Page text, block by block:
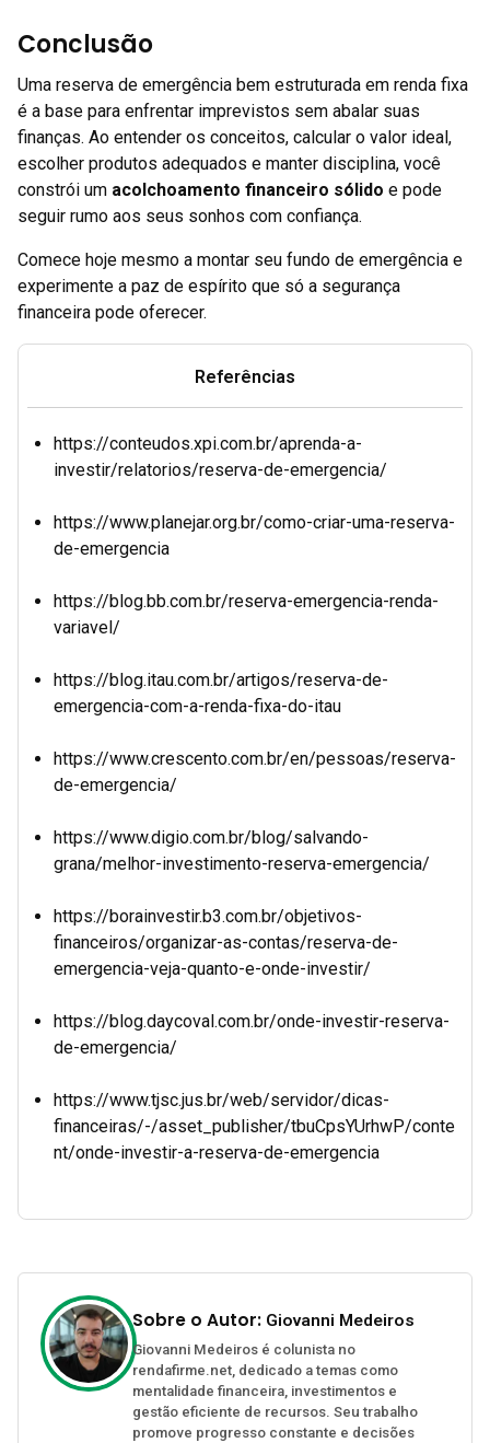
Conclusão
Uma reserva de emergência bem estruturada em renda fixa
é a base para enfrentar imprevistos sem abalar suas
finanças. Ao entender os conceitos, calcular o valor ideal,
escolher produtos adequados e manter disciplina, você
constrói um acolchoamento financeiro sólido e pode
seguir rumo aos seus sonhos com confiança.
Comece hoje mesmo a montar seu fundo de emergência e
experimente a paz de espírito que só a segurança
financeira pode oferecer.
Referências
https://conteudos.xpi.com.br/aprenda-a-
investir/relatorios/reserva-de-emergencia/
https://www.planejar.org.br/como-criar-uma-reserva-
de-emergencia
https://blog.bb.com.br/reserva-emergencia-renda-
variavel/
https://blog.itau.com.br/artigos/reserva-de-
emergencia-com-a-renda-fixa-do-itau
https://www.crescento.com.br/en/pessoas/reserva-
de-emergencia/
https://www.digio.com.br/blog/salvando-
grana/melhor-investimento-reserva-emergencia/
https://borainvestir.b3.com.br/objetivos-
financeiros/organizar-as-contas/reserva-de-
emergencia-veja-quanto-e-onde-investir/
https://blog.daycoval.com.br/onde-investir-reserva-
de-emergencia/
https://www.tjsc.jus.br/web/servidor/dicas-
financeiras/-/asset_publisher/tbuCpsYUrhwP/conte
nt/onde-investir-a-reserva-de-emergencia
Sobre o Autor: Giovanni Medeiros
Giovanni Medeiros é colunista no
rendafirme.net, dedicado a temas como
mentalidade financeira, investimentos e
gestão eficiente de recursos. Seu trabalho
promove progresso constante e decisões